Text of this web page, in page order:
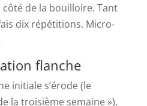
de la bouilloire. Tant
dix répétitions. Micro-
flanche
initiale s’érode (le
la troisième semaine »).